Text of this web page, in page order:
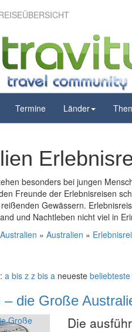
Termine Länder
besonders bei jungen
Freunde der Erlebnisreisen
Gewässern.
und Nachtleben nicht viel in
Australien » Australien »
a bis z z bis a neueste beliebteste
– die Große
Die